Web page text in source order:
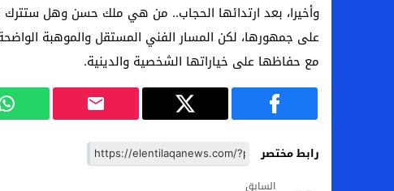
وأخيرا، بعد ارتدائها الحجاب.. من هي ملك حسن وهل ستترك
على جمهورها، لكن المسار الفني المستقل والموهبة
مع حفاظها على خياراتها الشخصية والدينية.
رابط مختصر
السابق